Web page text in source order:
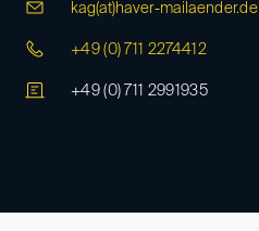
kag(at)haver-mailaender.de
+49 (0) 711 2274412
+49 (0) 711 2991935